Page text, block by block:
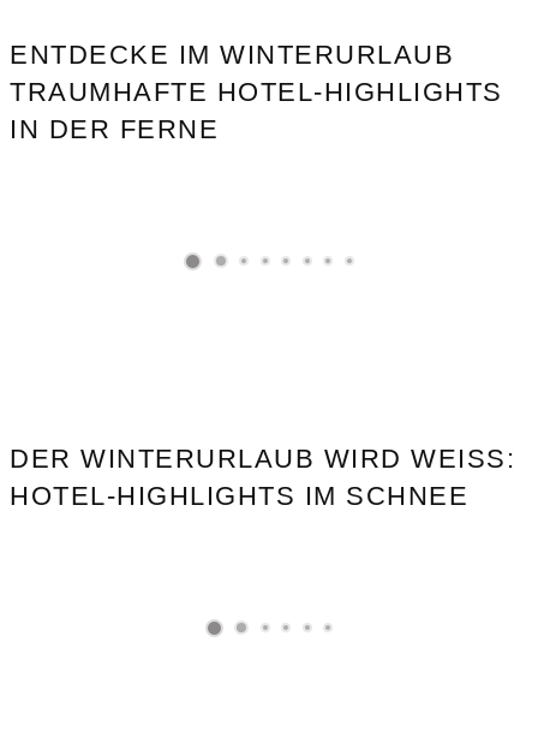
ENTDECKE IM WINTERURLAUB
TRAUMHAFTE HOTEL-HIGHLIGHTS
IN DER FERNE
DER WINTERURLAUB WIRD WEISS: H
OTEL-HIGHLIGHTS IM SCHNEE